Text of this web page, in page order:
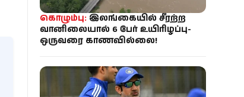
கொழும்பு: இலங்கையில் சீரற்ற
வானிலையால் 6 பேர் உயிரிழப்பு-
ஒருவரை காணவில்லை!